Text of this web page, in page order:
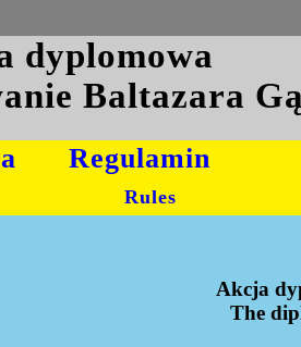
dyplomowa
Baltazara
Regulamin
Rules
Akcja
The